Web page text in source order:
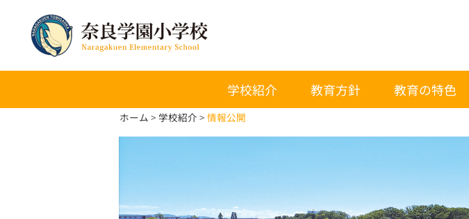
学校紹介 教育方針 教育の特色
ホーム 学校紹介 情報公開